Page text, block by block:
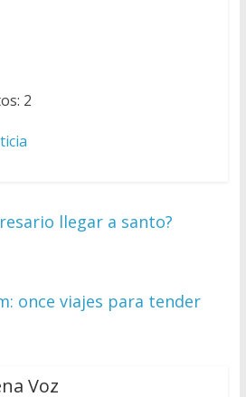
2
llegar a santo?
once viajes para tender
Voz